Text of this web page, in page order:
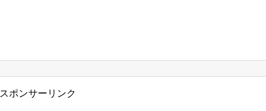
スポンサーリンク